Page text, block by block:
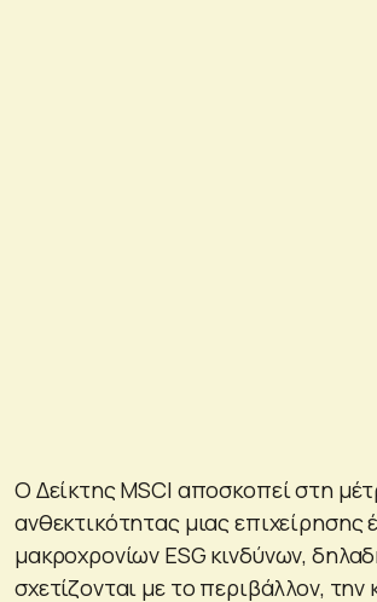
O Δείκτης MSCI αποσκοπεί στη
ανθεκτικότητας μιας επιχείρησης
μακροχρονίων ESG κινδύνων,
σχετίζονται με το περιβάλλον, την